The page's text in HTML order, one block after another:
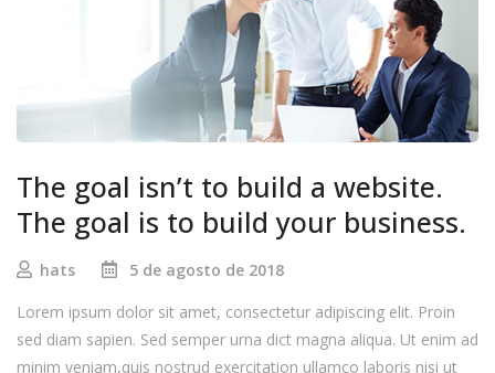
The goal isn’t to build a website.
The goal is to build your business.
hats
5 de agosto de 2018
Lorem ipsum dolor sit amet, consectetur adipiscing elit. Proin
sed diam sapien. Sed semper urna dict magna aliqua. Ut enim ad
minim veniam,quis nostrud exercitation ullamco laboris nisi ut